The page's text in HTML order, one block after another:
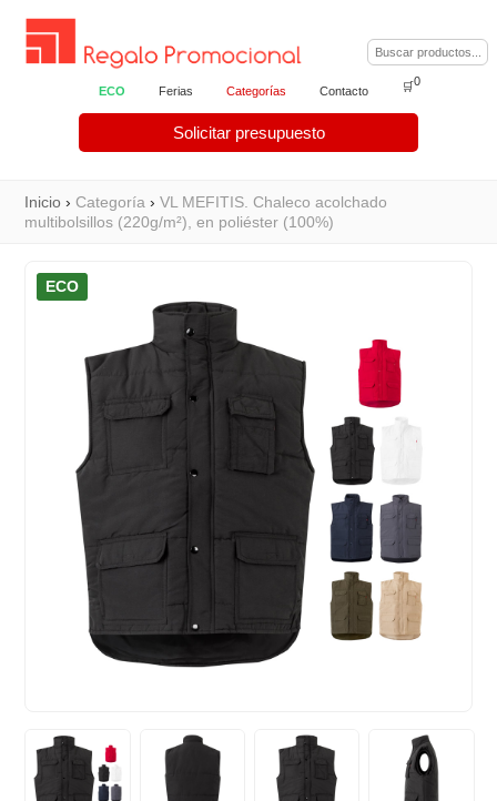
ECO Ferias Categorías Contacto
Solicitar presupuesto
🛒0
Inicio ›Categoría ›VL MEFITIS. Chaleco acolchado
multibolsillos (220g/m²), en poliéster (100%)
ECO